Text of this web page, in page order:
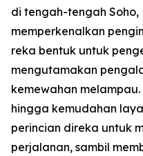
di tengah-tengah
memperkenalkan
reka bentuk untuk
mengutamakan
kemewahan
hingga kemudahan
perincian direka untuk
perjalanan, sambil